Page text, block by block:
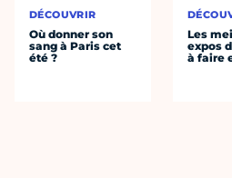
DÉCOUVRIR
Où donner son
sang à Paris cet
été ?
Les
expos
à faire